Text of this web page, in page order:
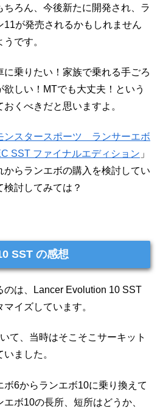
ちろん、今後新たに開発され、ラ
11が発売されるかもしれません
です。
に乗りたい！家族で乗れる手ごろ
しい！MTでも大丈夫！という
くべきだと思いますよ。
ンスタースポーツ ランサーエボ
SST ファイナルエディション 」
からランエボの購入を検討してい
討してみては？
SST の感想
のは、Lancer Evolution 10 SST
イズしています。
て、当時はそこそこサーキット
ました。
ボ6からランエボ10に乗り換えて
ボ10の長所、短所はどうか、